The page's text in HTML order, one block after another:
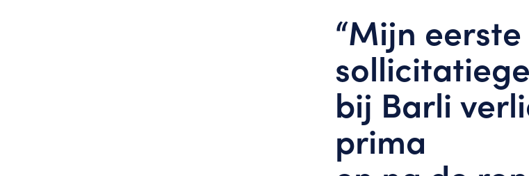
“Mijn eerste
bij Barli
prima